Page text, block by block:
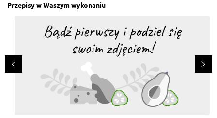
Przepisy w Waszym wykonaniu